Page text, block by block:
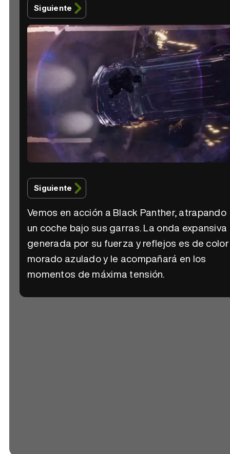
Siguiente
Siguiente
Vemos en acción a Black Panther, atrapando
un coche bajo sus garras. La onda expansiva
generada por su fuerza y reflejos es de color
morado azulado y le acompañará en los
momentos de máxima tensión.